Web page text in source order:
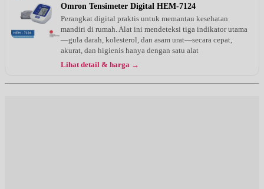
Omron Tensimeter Digital HEM-7124
Perangkat digital praktis untuk memantau kesehatan
mandiri di rumah. Alat ini mendeteksi tiga indikator utama
—gula darah, kolesterol, dan asam urat—secara cepat,
akurat, dan higienis hanya dengan satu alat
Lihat detail & harga →